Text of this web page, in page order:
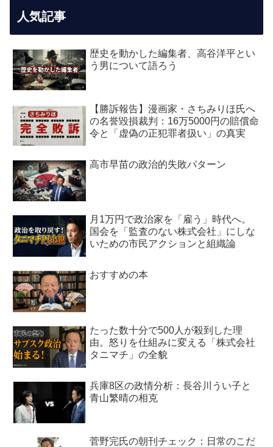
人気記事
歴史を動かした編集者、高谷洋平とい
う男について語ろう
【勝訴報告】漫画家・さちみりほ氏へ
の名誉毀損裁判：16万5000円の賠償命
令と「虚偽の正犯罪者扱い」の真実
高市早苗の政治的失敗パターン
月1万円で政治家を「雇う」時代へ。
国会を「監査のない株式会社」にしな
いための市民アクションと組織論
おすすめの本
たった数十分で500人が殺到した理
由。怒りを仕組みに変える「株式会社
タニマチ」の全貌
兵庫8区の政情分析：長谷川うい子と
青山繁晴の相克
菅野完氏の朝刊チェック：日常のこだ